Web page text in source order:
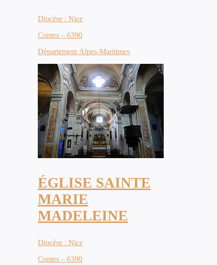
Diocèse : Nice
Contes – 6390
Département Alpes-Maritimes
ÉGLISE SAINTE
MARIE
MADELEINE
Diocèse : Nice
Contes – 6390